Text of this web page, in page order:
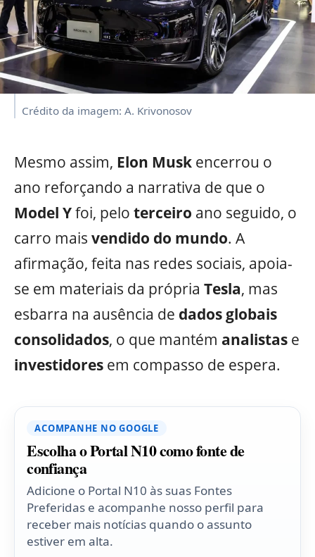
Crédito da imagem: A. Krivonosov
Mesmo assim, Elon Musk encerrou o
ano reforçando a narrativa de que o
Model Yfoi, pelo terceiro ano seguido, o
carro mais vendido do mundo. A
afirmação, feita nas redes sociais, apoia-
se em materiais da própria Tesla, mas
esbarra na ausência de dados globais
consolidados, o que mantém analistas e
investidores em compasso de espera.
ACOMPANHE NO GOOGLE
Escolha o Portal N10 como fonte de
confiança
Adicione o Portal N10 às suas Fontes
Preferidas e acompanhe nosso perfil para
receber mais notícias quando o assunto
estiver em alta.